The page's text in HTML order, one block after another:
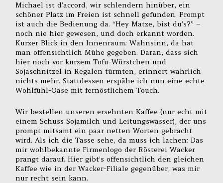
Michael ist d’accord, wir schlendern hinüber, ein
schöner Platz im Freien ist schnell gefunden. Prompt
ist auch die Bedienung da. “Hey Matze, bist du’s?” –
noch nie hier gewesen, und doch erkannt worden.
Kurzer Blick in den Innenraum: Wahnsinn, da hat
man offensichtlich Mühe gegeben. Daran, dass sich
hier noch vor kurzem Tofu-Würstchen und
Sojaschnitzel in Regalen türmten, erinnert wahrlich
nichts mehr. Stattdessen erspähe ich nun eine echte
Wohlfühl-Oase mit fernöstlichem Touch.
Wir bestellen unseren ersehnten Kaffee (nur echt mit
einem Schuss Sojamilch und Leitungswasser), der uns
prompt mitsamt ein paar netten Worten gebracht
wird. Als ich die Tasse sehe, da muss ich lachen: Das
mir wohlbekannte Firmenlogo der Rösterei Wacker
prangt darauf. Hier gibt’s offensichtlich den gleichen
Kaffee wie in der Wacker-Filiale gegenüber, was mir
nur recht sein kann.